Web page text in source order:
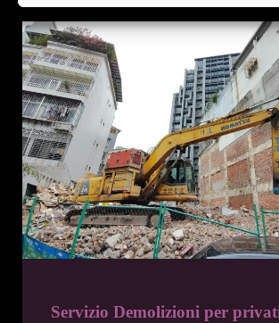
Servizio Demolizioni per